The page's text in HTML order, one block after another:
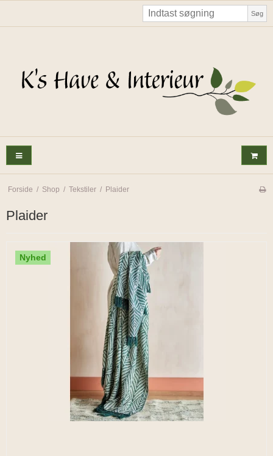
Søg
Forside / Shop / Tekstiler / Plaider
Plaider
Nyhed